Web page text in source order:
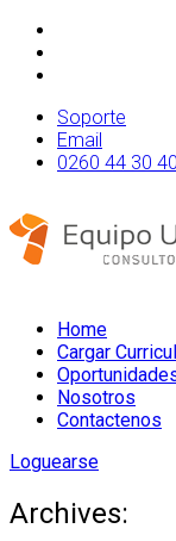
Soporte
Email
0260 44 30
Home
Cargar
Nosotros
Contactenos
Loguearse
Archives: